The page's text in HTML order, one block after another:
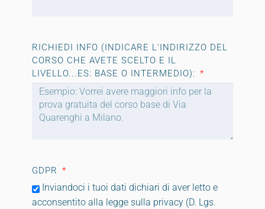
RICHIEDI INFO (INDICARE L'INDIRIZZO DEL
CORSO CHE AVETE SCELTO E IL
LIVELLO...ES: BASE O INTERMEDIO):
GDPR
Inviandoci i tuoi dati dichiari di aver letto e
acconsentito alla legge sulla privacy (D. Lgs.